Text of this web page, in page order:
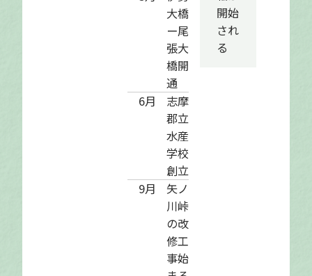
大橋
ー尾
張大
橋開
通
6月
志摩
郡立
水産
学校
創立
9月
矢ノ
川峠
の改
修工
事始
開始
され
る